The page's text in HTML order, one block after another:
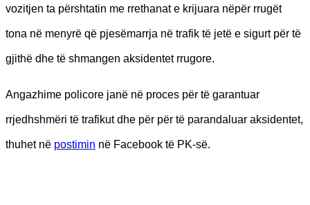
vozitjen ta përshtatin me rrethanat e krijuara nëpër rrugët
tona në menyrë që pjesëmarrja në trafik të jetë e sigurt për të
gjithë dhe të shmangen aksidentet rrugore.
Angazhime policore janë në proces për të garantuar
rrjedhshmëri të trafikut dhe për për të parandaluar aksidentet,
thuhet në postimin në Facebook të PK-së.